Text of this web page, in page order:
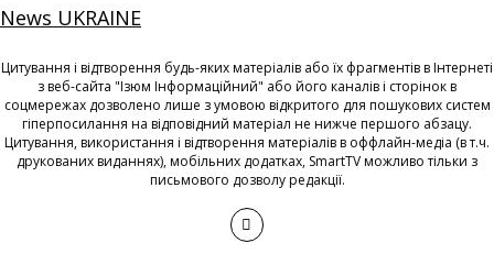
News UKRAINE
Цитування і відтворення будь-яких матеріалів або їх фрагментів в Інтернеті
з веб-сайта "Ізюм Інформаційний" або його каналів і сторінок в
соцмережах дозволено лише з умовою відкритого для пошукових систем
гіперпосилання на відповідний матеріал не нижче першого абзацу.
Цитування, використання і відтворення матеріалів в оффлайн-медіа (в т.ч.
друкованих виданнях), мобільних додатках, SmartTV можливо тільки з
письмового дозволу редакції.